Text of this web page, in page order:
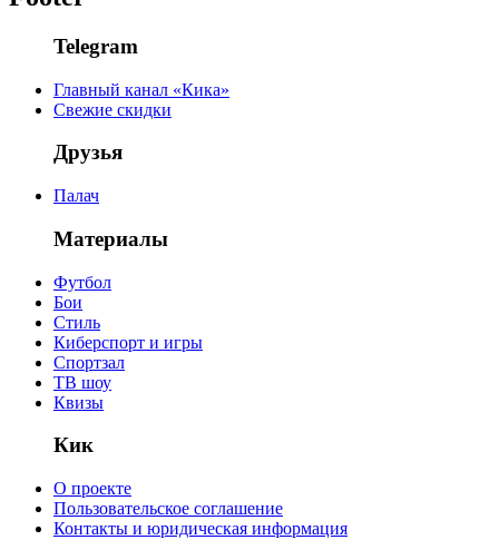
Telegram
Главный канал «Кика»
Свежие скидки
Друзья
Палач
Материалы
Футбол
Бои
Стиль
Киберспорт и игры
Спортзал
ТВ шоу
Квизы
Кик
О проекте
Пользовательское соглашение
Контакты и юридическая информация